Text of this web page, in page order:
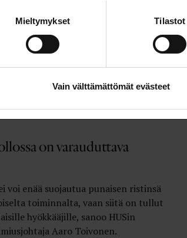
Mieltymykset Tilastot
Vain välttämättömät evästeet
lisää haavoittuvuutta
kyberturvallisuutta ei voi enää erottaa
sanoo HUSin turvallisuus- ja
on varauduttava
voi enää suojautua punaisen ristinsä
toiminnalta, vaan siitä on tullut
hyökkääjille, sanoo HUSin
Aaro Toivonen.